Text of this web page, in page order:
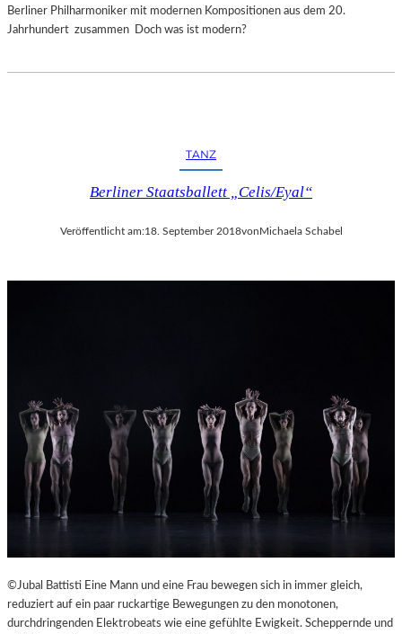
Berliner Philharmoniker mit modernen Kompositionen aus dem 20.
Jahrhundert zusammen Doch was ist modern?
TANZ
Berliner Staatsballett „Celis/Eyal“
Veröffentlicht am:18. September 2018von Michaela Schabel
©Jubal Battisti Eine Mann und eine Frau bewegen sich in immer gleich,
reduziert auf ein paar ruckartige Bewegungen zu den monotonen,
durchdringenden Elektrobeats wie eine gefühlte Ewigkeit. Scheppernde und